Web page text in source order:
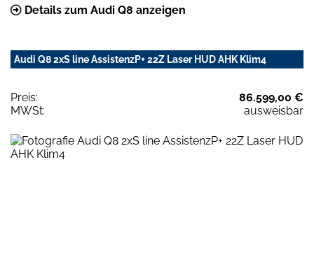
Details zum Audi Q8 anzeigen
Audi Q8 2xS line AssistenzP+ 22Z Laser HUD AHK Klim4
Preis:
86.599,00 €
MWSt:
ausweisbar